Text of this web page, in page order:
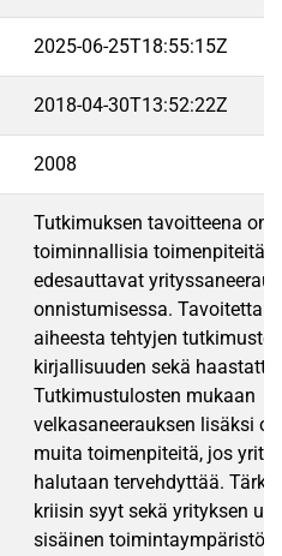
2025-06-25T18:55:15Z
2018-04-30T13:52:22Z
2008
Tutkimuksen tavoitteena on
toiminnallisia toimenpiteitä
edesauttavat
onnistumisessa. Tavoitetta
aiheesta tehtyjen
kirjallisuuden sekä
Tutkimustulosten mukaan
velkasaneerauksen lisäksi
muita toimenpiteitä, jos
halutaan tervehdyttää.
kriisin syyt sekä yrityksen
sisäinen toimintaympäristö,